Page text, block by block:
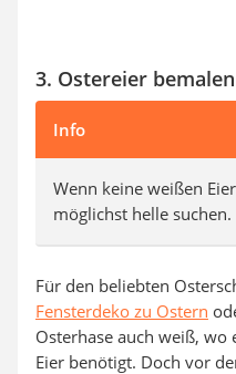
3. Ostereier
Info
Wenn keine weißen
möglichst helle suchen.
Für den beliebten
Fensterdeko zu Ostern
Osterhase auch weiß,
Eier benötigt. Doch vor